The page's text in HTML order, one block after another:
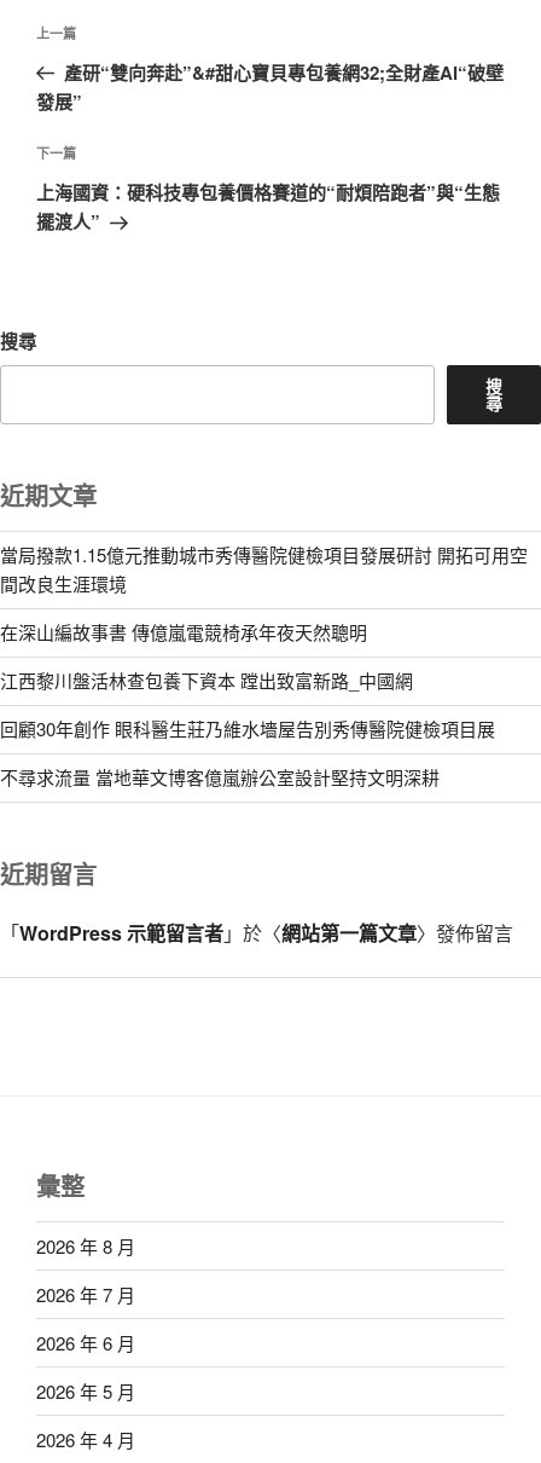
文
導
覽
上
一
篇
章
上一篇
產研“雙向奔赴”&#甜心寶貝專包養網32;全財產AI“破壁
發展”
下
一
篇
下一篇
上海國資：硬科技專包養價格賽道的“耐煩陪跑者”與“生態
擺渡人”
搜尋
搜
尋
近期文章
當局撥款1.15億元推動城市秀傳醫院健檢項目發展研討 開拓可用空
間改良生涯環境
在深山編故事書 傳億嵐電競椅承年夜天然聰明
江西黎川盤活林查包養下資本 蹚出致富新路_中國網
回顧30年創作 眼科醫生莊乃維水墻屋告別秀傳醫院健檢項目展
不尋求流量 當地華文博客億嵐辦公室設計堅持文明深耕
近期留言
「WordPress 示範留言者」於〈網站第一篇文章〉發佈留言
彙整
2026 年 8 月
2026 年 7 月
2026 年 6 月
2026 年 5 月
2026 年 4 月